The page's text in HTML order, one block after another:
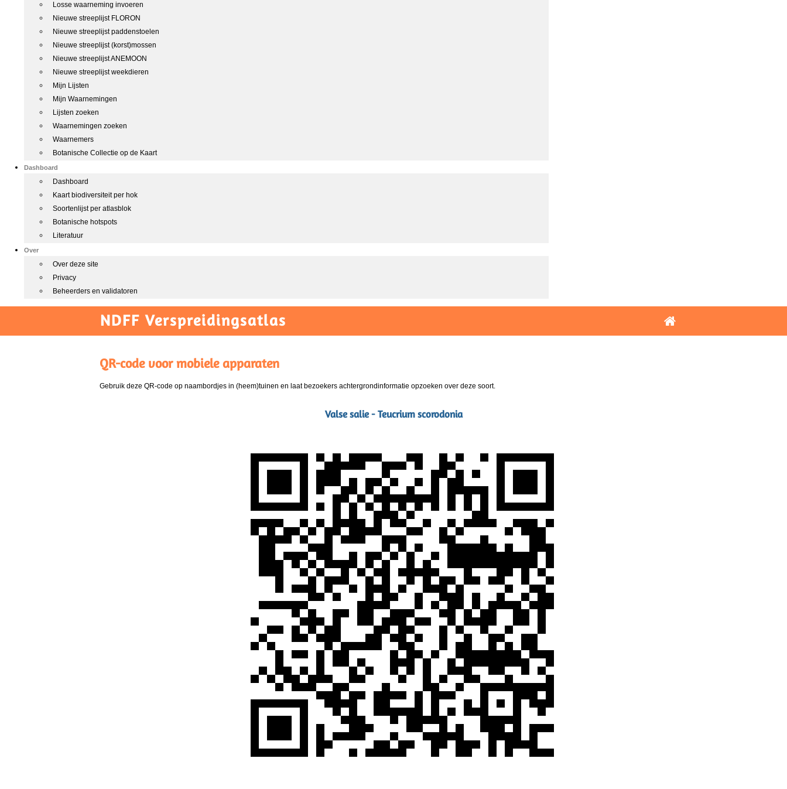
Losse waarneming invoeren
Nieuwe streeplijst FLORON
Nieuwe streeplijst paddenstoelen
Nieuwe streeplijst (korst)mossen
Nieuwe streeplijst ANEMOON
Nieuwe streeplijst weekdieren
Mijn Lijsten
Mijn Waarnemingen
Lijsten zoeken
Waarnemingen zoeken
Waarnemers
Botanische Collectie op de Kaart
Dashboard
Dashboard
Kaart biodiversiteit per hok
Soortenlijst per atlasblok
Botanische hotspots
Literatuur
Over
Over deze site
Privacy
Beheerders en validatoren
NDFF Verspreidingsatlas
QR-code voor mobiele apparaten
Gebruik deze QR-code op naambordjes in (heem)tuinen en laat bezoekers achtergrondinformatie opzoeken over deze soort.
Valse salie - Teucrium scorodonia